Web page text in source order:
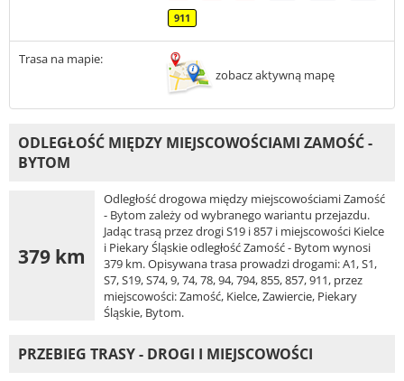
911
Trasa na mapie:
zobacz aktywną mapę
ODLEGŁOŚĆ MIĘDZY MIEJSCOWOŚCIAMI ZAMOŚĆ -
BYTOM
379 km
Odległość drogowa między miejscowościami Zamość
- Bytom zależy od wybranego wariantu przejazdu.
Jadąc trasą przez drogi S19 i 857 i miejscowości Kielce
i Piekary Śląskie odległość Zamość - Bytom wynosi
379 km. Opisywana trasa prowadzi drogami: A1, S1,
S7, S19, S74, 9, 74, 78, 94, 794, 855, 857, 911, przez
miejscowości: Zamość, Kielce, Zawiercie, Piekary
Śląskie, Bytom.
PRZEBIEG TRASY - DROGI I MIEJSCOWOŚCI